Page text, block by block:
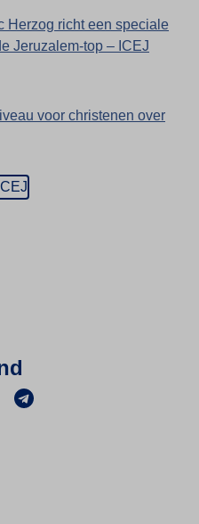
Herzog richt een speciale
Jeruzalem-top – ICEJ
voor christenen over